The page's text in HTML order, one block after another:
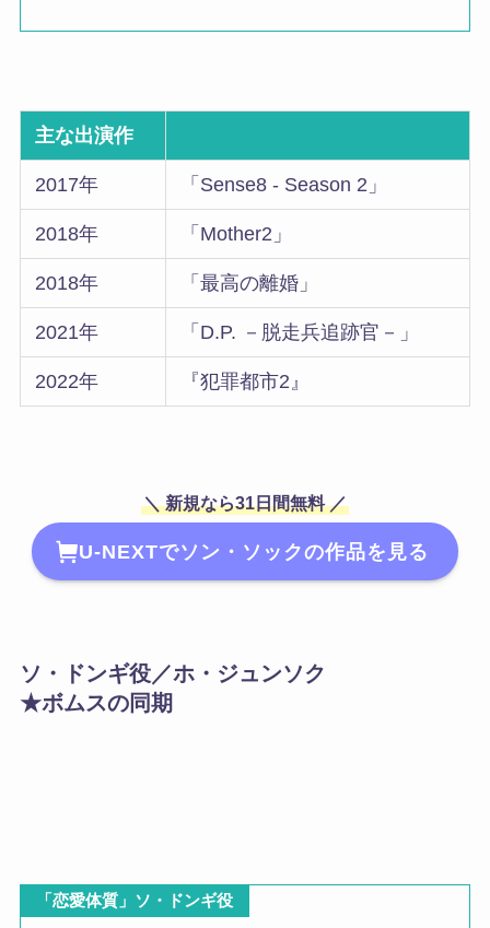
主な出演作
2017年 「Sense8 - Season 2」
2018年 「Mother2」
2018年 「最高の離婚」
2021年 「D.P. －脱走兵追跡官－」
2022年 『犯罪都市2』
＼ 新規なら31日間無料 ／
U-NEXTでソン・ソックの作品を見る
ソ・ドンギ役／ホ・ジュンソク
★ボムスの同期
「恋愛体質」ソ・ドンギ役